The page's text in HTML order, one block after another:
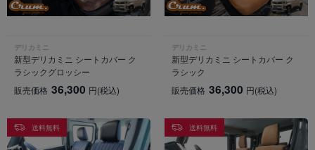
デリカミニ
新型デリカミニ シートカバー ク
ラシックグロッシー
販売価格 36,300 円(税込)
デリカミニ
新型デリカミニ シートカバー ク
ラシック
販売価格 36,300 円(税込)
送料無料 送料無料